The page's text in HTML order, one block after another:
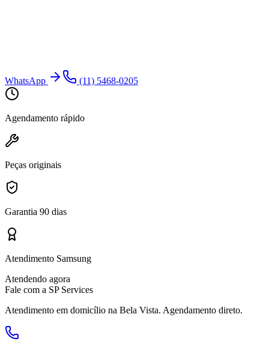
WhatsApp (11) 5468-0205
Agendamento rápido
Peças originais
Garantia 90 dias
Atendimento Samsung
Atendendo agora
Fale com a SP Services
Atendimento em domicílio na Bela Vista. Agendamento direto.